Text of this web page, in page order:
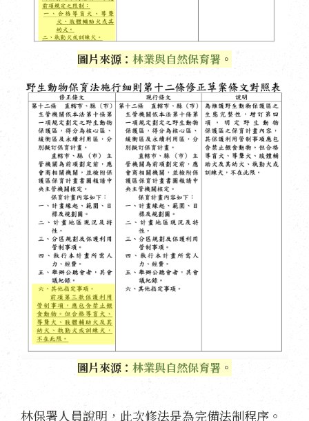
圖片來源： 林業與自然保育署 。
圖片來源： 林業與自然保育署 。
林保署人員說明，此次修法是為完備法制程序。